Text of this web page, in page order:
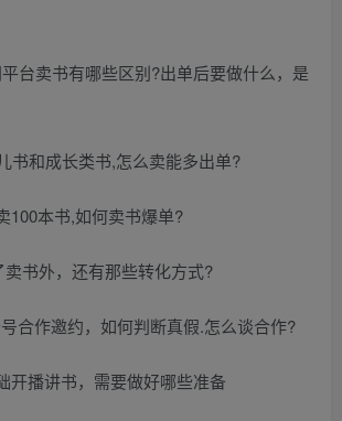
台卖书有哪些区别?出单后要做什么，是
书和成长类书,怎么卖能多出单?
100本书,如何卖书爆单?
书外，还有那些转化方式?
合作邀约，如何判断真假.怎么谈合作?
开播讲书，需要做好哪些准备